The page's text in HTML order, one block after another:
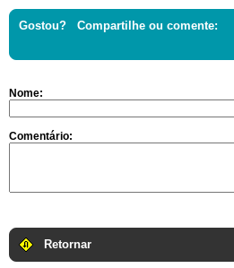
Gostou? Compartilhe ou comente:
Nome:
Comentário:
Retornar